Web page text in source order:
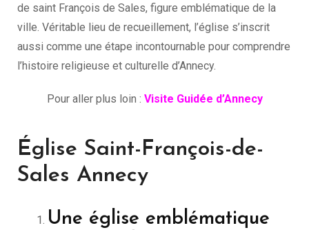
de saint François de Sales, figure emblématique de la
ville. Véritable lieu de recueillement, l’église s’inscrit
aussi comme une étape incontournable pour comprendre
l’histoire religieuse et culturelle d’Annecy.
Pour aller plus loin : Visite Guidée d’Annecy
Église Saint-François-de-
Sales Annecy
Une église emblématique